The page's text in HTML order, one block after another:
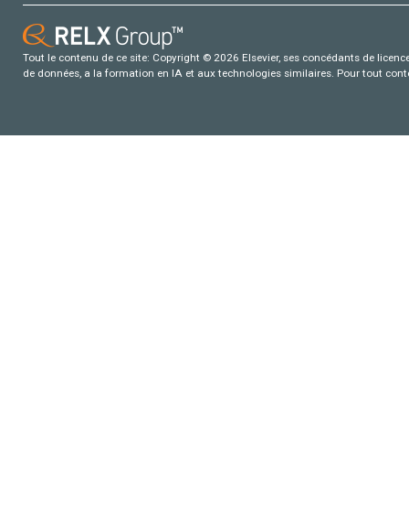
Tout le contenu de ce site: Copyright © 2026 Elsevier, ses concédants de
de données, a la formation en IA et aux technologies similaires. Pour tout